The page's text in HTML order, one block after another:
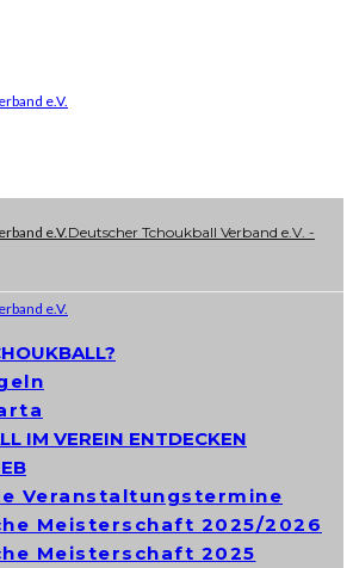
Deutscher Tchoukball Verband e.V. -
IM VEREIN ENTDECKEN
Veranstaltungstermine
Meisterschaft 2025/2026
Meisterschaft 2025